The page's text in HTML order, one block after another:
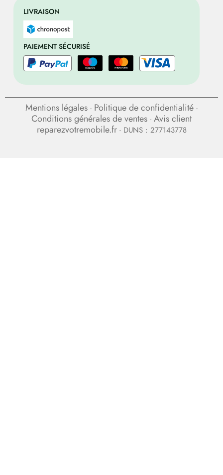
LIVRAISON
PAIEMENT SÉCURISÉ
Mentions légales - Politique de confidentialité -
Conditions générales de ventes - Avis client
reparezvotremobile.fr- DUNS : 277143778